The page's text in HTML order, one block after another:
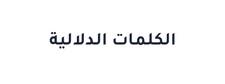
الكلمات الدلالية